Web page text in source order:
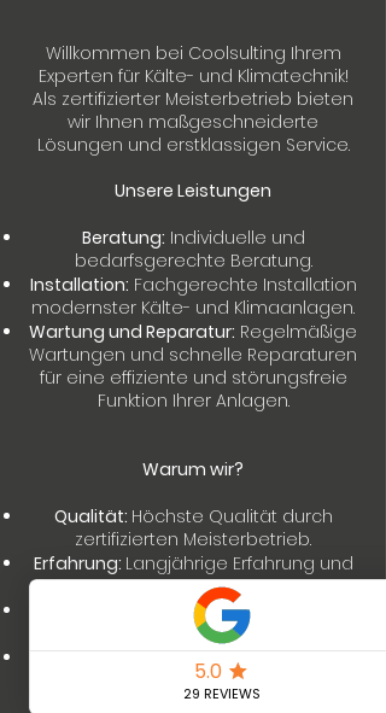
Willkommen bei Coolsulting Ihrem
Experten für Kälte- und Klimatechnik!
Als zertifizierter Meisterbetrieb bieten
wir Ihnen maßgeschneiderte
Lösungen und erstklassigen Service.
Unsere Leistungen
Beratung: Individuelle und
bedarfsgerechte Beratung.
Installation: Fachgerechte Installation
modernster Kälte- und Klimaanlagen.
Wartung und Reparatur: Regelmäßige
Wartungen und schnelle Reparaturen
für eine effiziente und störungsfreie
Funktion Ihrer Anlagen.
Warum wir?
Qualität: Höchste Qualität durch
zertifizierten Meisterbetrieb.
Erfahrung: Langjährige Erfahrung und
Fachkompetenz.
Kundenzufriedenheit:Ihr Vertrauen
und Ihre Zufriedenheit sind unser Ziel.
Umweltfreundlich:Einsatz
umweltfreundlicher und
energieeffizienter Lösungen.